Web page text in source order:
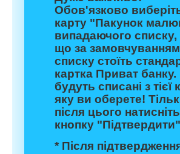
Обов'язково
карту "Пакунок
випадаючого
що за
списку стоїть
картка Приват банку.
будуть списані з тієї
яку ви оберете!
після цього натисніть
кнопку
* Після